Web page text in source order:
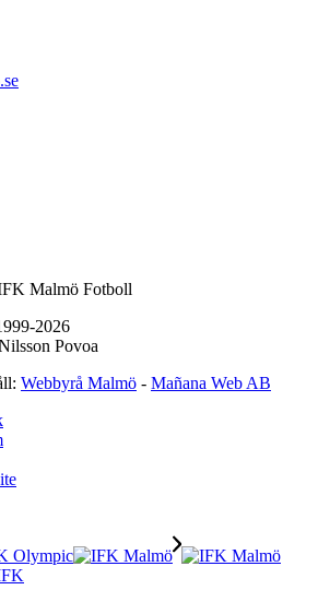
Malmö Fotboll
2026
Povoa
Webbyrå Malmö - Mañana Web AB
Olympic